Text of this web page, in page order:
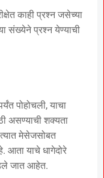
काही प्रश्न जसेच्या
संख्येने प्रश्न येण्याची
पोहोचली, याचा
असण्याची शक्यता
मेसेजसोबत
आता याचे धागेदोरे
जात आहेत.